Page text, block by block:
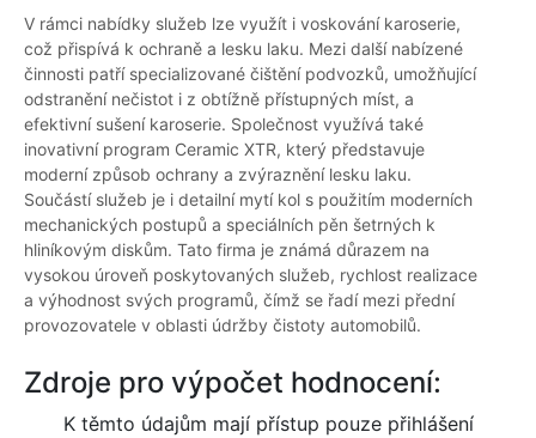
V rámci nabídky služeb lze využít i voskování karoserie,
což přispívá k ochraně a lesku laku. Mezi další nabízené
činnosti patří specializované čištění podvozků, umožňující
odstranění nečistot i z obtížně přístupných míst, a
efektivní sušení karoserie. Společnost využívá také
inovativní program Ceramic XTR, který představuje
moderní způsob ochrany a zvýraznění lesku laku.
Součástí služeb je i detailní mytí kol s použitím moderních
mechanických postupů a speciálních pěn šetrných k
hliníkovým diskům. Tato firma je známá důrazem na
vysokou úroveň poskytovaných služeb, rychlost realizace
a výhodnost svých programů, čímž se řadí mezi přední
provozovatele v oblasti údržby čistoty automobilů.
Zdroje pro výpočet hodnocení:
K těmto údajům mají přístup pouze přihlášení